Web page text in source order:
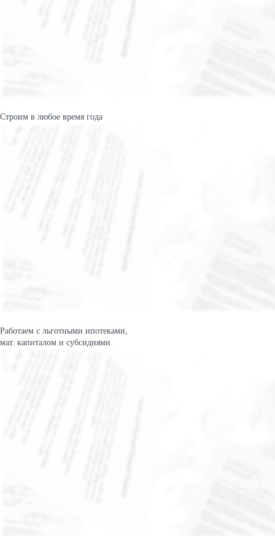
Строим в любое время года
Работаем с льготными ипотеками,
мат. капиталом и субсидиями